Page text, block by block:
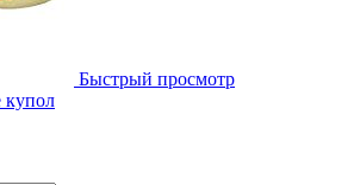
Быстрый просмотр
купол